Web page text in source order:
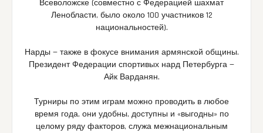
Всеволожске (совместно с Федерацией шахмат
Ленобласти, было около 100 участников 12
национальностей).
Нарды — также в фокусе внимания армянской общины.
Президент Федерации спортивых нард Петербурга —
Айк Варданян.
Турниры по этим играм можно проводить в любое
время года, они удобны, доступны и «выгодны» по
целому ряду факторов, служа межнациональным